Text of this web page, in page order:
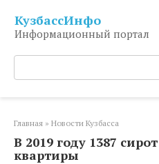
контенту
КузбассИнфо
Информационный портал
Поиск:
Главная » Новости Кузбасса
В 2019 году 1387
квартиры